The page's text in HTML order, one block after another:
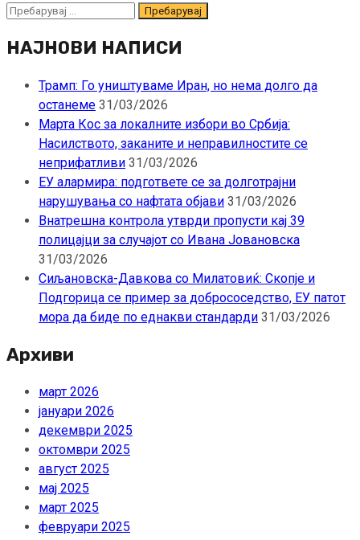
Пребарувај
НАЈНОВИ НАПИСИ
Трамп: Го уништуваме Иран, но нема долго да
останеме 31/03/2026
Марта Кос за локалните избори во Србија:
Насилството, заканите и неправилностите се
неприфатливи 31/03/2026
ЕУ алармира: подгответе се за долготрајни
нарушувања со нафтата објави 31/03/2026
Внатрешна контрола утврди пропусти кај 39
полицајци за случајот со Ивана Јовановска
31/03/2026
Сиљановска-Давкова со Милатовиќ: Скопје и
Подгорица се пример за добрососедство, ЕУ патот
мора да биде по еднакви стандарди 31/03/2026
Архиви
март 2026
јануари 2026
декември 2025
октомври 2025
август 2025
мај 2025
март 2025
февруари 2025